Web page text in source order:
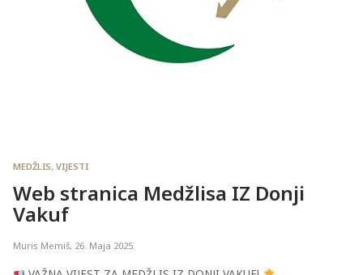
MEDŽLIS, VIJESTI
Web stranica Medžlisa IZ Donji
Vakuf
Muris Memiš, 26. Maja 2025.